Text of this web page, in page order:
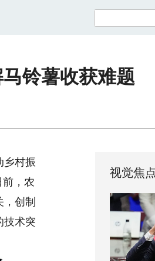
铃薯收获难题
村振
前，农
创制
技术突
视觉焦点